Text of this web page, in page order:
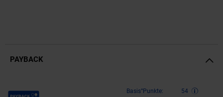
PAYBACK
Payback Punkte Basis°Punkte:
54